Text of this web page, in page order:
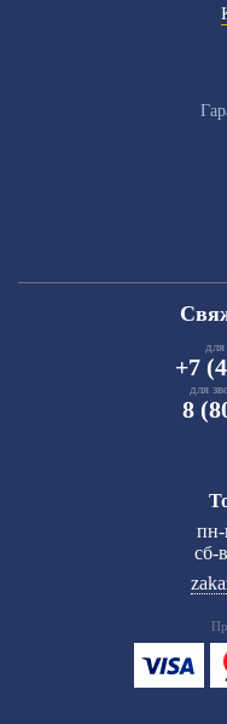
+7
для
8
пн-
сб-